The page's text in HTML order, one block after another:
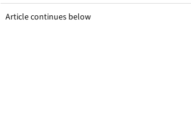
Article continues below